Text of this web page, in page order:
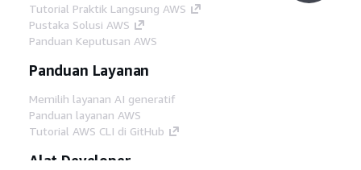
Tutorial Praktik Langsung AWS
Pustaka Solusi AWS
Panduan Keputusan AWS
Panduan Layanan
Memilih layanan AI generatif
Panduan layanan AWS
Tutorial AWS CLI di GitHub
Alat Developer